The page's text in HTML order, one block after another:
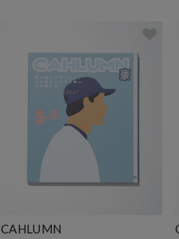
CAHLUMN